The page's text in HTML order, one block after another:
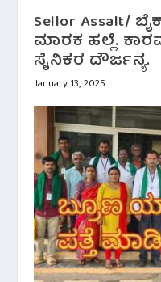
Sellor Assalt/
ಮಾರಕ ಹಲ್ಲೆ.
ಸೈನಿಕರ ದೌರ್ಜನ್ಯ.
January 13, 2025